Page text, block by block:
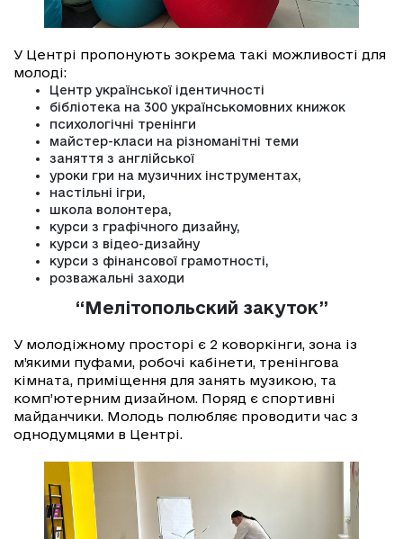
У Центрі пропонують зокрема такі можливості для
молоді:
Центр української ідентичності
бібліотека на 300 українськомовних книжок
психологічні тренінги
майстер-класи на різноманітні теми
заняття з англійської
уроки гри на музичних інструментах,
настільні ігри,
школа волонтера,
курси з графічного дизайну,
курси з відео-дизайну
курси з фінансової грамотності,
розважальні заходи
“Мелітопольский закуток”
У молодіжному просторі є 2 коворкінги, зона із
м’якими пуфами, робочі кабінети, тренінгова
кімната, приміщення для занять музикою, та
комп’ютерним дизайном. Поряд є спортивні
майданчики. Молодь полюбляє проводити час з
однодумцями в Центрі.